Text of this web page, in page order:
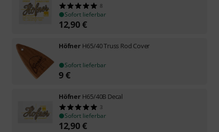
8
Sofort lieferbar
12,90€
Höfner H65/40 Truss Rod Cover
Sofort lieferbar
9€
Höfner H65/40B Decal
3
Sofort lieferbar
12,90€